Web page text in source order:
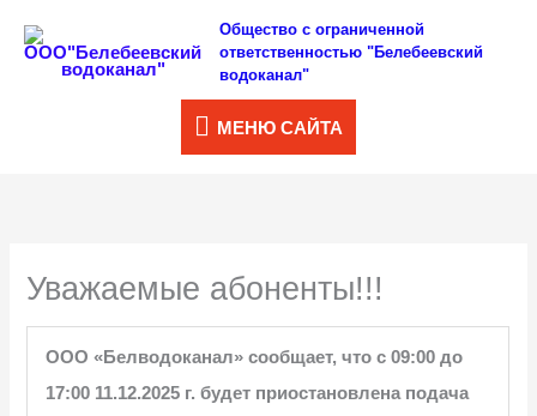
Общество с ограниченной
ответственностью "Белебеевский
водоканал"
МЕНЮ
САЙТА
МЕНЮ САЙТА
Уважаемые абоненты!!!
ООО «Белводоканал» сообщает, что с 09:00 до
17:00 11.12.2025 г. будет приостановлена подача